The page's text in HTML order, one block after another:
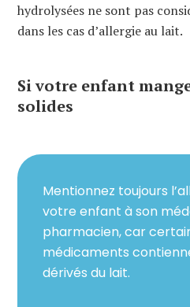
hydrolysées ne sont pas
dans les cas d’allergie au lait.
Si votre enfant
solides
Mentionnez toujours
votre enfant à son
pharmacien, car
médicaments
dérivés du lait.